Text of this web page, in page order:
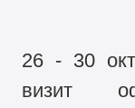
26 - 30
визит